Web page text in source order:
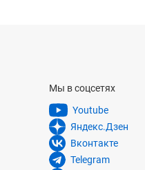
Мы в соцсетях
Youtube
Яндекс.Дзен
Вконтакте
Telegram